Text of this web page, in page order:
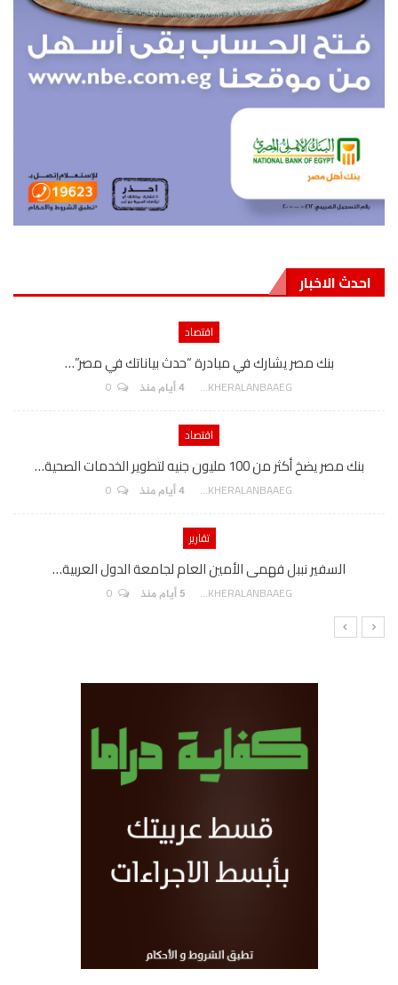
احدث الاخبار
اقتصاد
بنك مصر يشارك في مبادرة “حدث بياناتك في مصر”…
AKHERALANBAAEG 4 أيام منذ
اقتصاد
بنك مصر يضخ أكثر من 100 مليون جنيه لتطوير الخدمات الصحية…
AKHERALANBAAEG 4 أيام منذ
تقارير
السفير نببل فهمى الأمين العام لجامعة الدول العربية…
AKHERALANBAAEG 5 أيام منذ